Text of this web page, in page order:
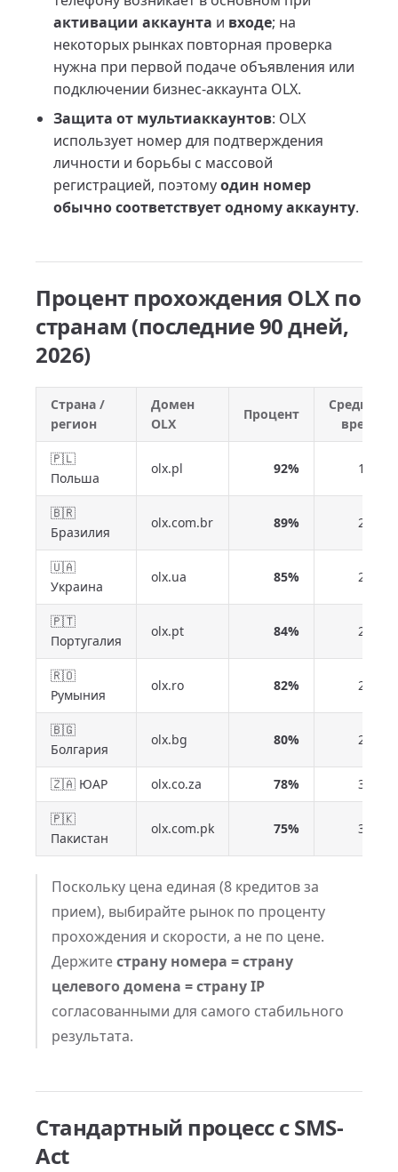
активации аккаунта и входе; на
некоторых рынках повторная проверка
нужна при первой подаче объявления или
подключении бизнес-аккаунта OLX.
Защита от мультиаккаунтов: OLX
использует номер для подтверждения
личности и борьбы с массовой
регистрацией, поэтомуодин номер
обычно соответствует одному аккаунту.
Процент прохождения OLX по
странам (последние 90 дней,
2026)
Страна /
регион
Домен
OLX
Процент
Среднее
время
🇵🇱
Польша
olx.pl 92% 18 с
🇧🇷
Бразилия
olx.com.br 89% 21 с
🇺🇦
Украина
olx.ua 85% 24 с
🇵🇹
Португалия
olx.pt 84% 25 с
🇷🇴
Румыния
olx.ro 82% 27 с
🇧🇬
Болгария
olx.bg 80% 29 с
🇿🇦 ЮАР olx.co.za 78% 31 с
🇵🇰
Пакистан
olx.com.pk 75% 34 с
Поскольку цена единая (8 кредитов за
прием), выбирайте рынок по проценту
прохождения и скорости, а не по цене.
Держитестрану номера = страну
целевого домена = страну IP
согласованными для самого стабильного
результата.
Стандартный процесс с SMS-
Act